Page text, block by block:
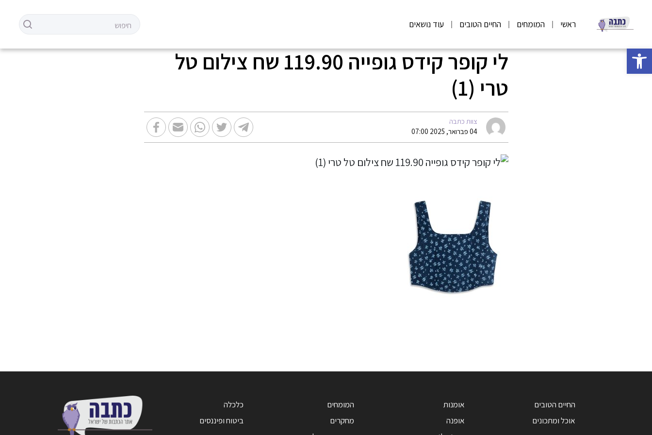
פתח סרגל נגישות
ראשי המומחים החיים הטובים עוד נושאים
לי קופר קידס גופייה 119.90 שח צילום טל
טרי (1)
צוות כתבה
04 פברואר, 2025 07:00
החיים הטובים
אוכל ומתכונים
אומנות
אופנה
המומחים
מחקרים
כלכלה
ביטוח ופיננסים